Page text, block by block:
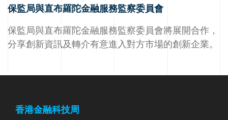
保監局與直布羅陀金融服務監察委員會
保監局與直布羅陀金融服務監察委員會將展開合作，
分享創新資訊及轉介有意進入對方市場的創新企業。
香港金融科技周